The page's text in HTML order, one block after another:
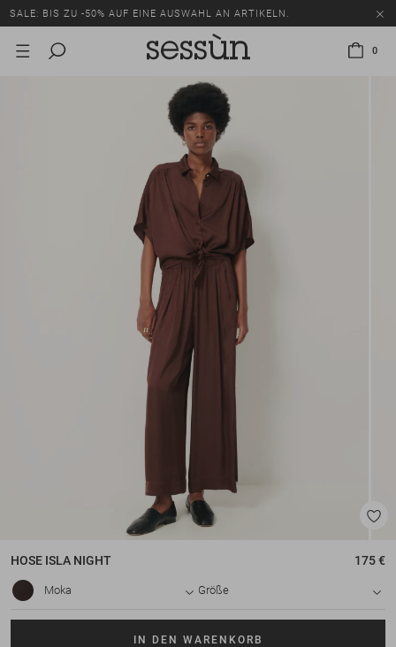
SALE: BIS ZU -50% AUF EINE AUSWAHL AN ARTIKELN.
0
HOSE ISLA NIGHT 175 €
Moka Größe
IN DEN WARENKORB